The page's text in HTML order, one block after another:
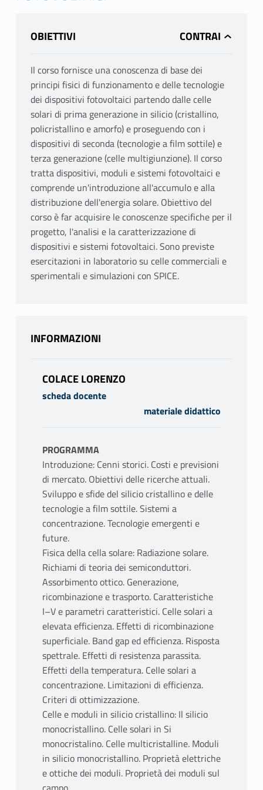
OBIETTIVI
Il corso fornisce una conoscenza di base dei
principi fisici di funzionamento e delle tecnologie
dei dispositivi fotovoltaici partendo dalle celle
solari di prima generazione in silicio (cristallino,
policristallino e amorfo) e proseguendo con i
dispositivi di seconda (tecnologie a film sottile) e
terza generazione (celle multigiunzione). Il corso
tratta dispositivi, moduli e sistemi fotovoltaici e
comprende un'introduzione all'accumulo e alla
distribuzione dell'energia solare. Obiettivo del
corso è far acquisire le conoscenze specifiche per il
progetto, l'analisi e la caratterizzazione di
dispositivi e sistemi fotovoltaici. Sono previste
esercitazioni in laboratorio su celle commerciali e
sperimentali e simulazioni con SPICE.
INFORMAZIONI
COLACE LORENZO
scheda docente
materiale didattico
PROGRAMMA
Introduzione: Cenni storici. Costi e previsioni
di mercato. Obiettivi delle ricerche attuali.
Sviluppo e sfide del silicio cristallino e delle
tecnologie a film sottile. Sistemi a
concentrazione. Tecnologie emergenti e
future.
Fisica della cella solare: Radiazione solare.
Richiami di teoria dei semiconduttori.
Assorbimento ottico. Generazione,
ricombinazione e trasporto. Caratteristiche
I–V e parametri caratteristici. Celle solari a
elevata efficienza. Effetti di ricombinazione
superficiale. Band gap ed efficienza. Risposta
spettrale. Effetti di resistenza parassita.
Effetti della temperatura. Celle solari a
concentrazione. Limitazioni di efficienza.
Criteri di ottimizzazione.
Celle e moduli in silicio cristallino: Il silicio
monocristallino. Celle solari in Si
monocristalino. Celle multicristalline. Moduli
in silicio monocristallino. Proprietà elettriche
e ottiche dei moduli. Proprietà dei moduli sul